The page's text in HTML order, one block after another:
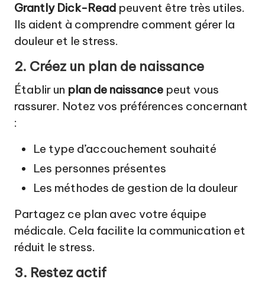
Grantly Dick-Read peuvent être très utiles.
Ils aident à comprendre comment gérer la
douleur et le stress.
2. Créez un plan de naissance
Établir un plan de naissance peut vous
rassurer. Notez vos préférences concernant
:
Le type d’accouchement souhaité
Les personnes présentes
Les méthodes de gestion de la douleur
Partagez ce plan avec votre équipe
médicale. Cela facilite la communication et
réduit le stress.
3. Restez actif